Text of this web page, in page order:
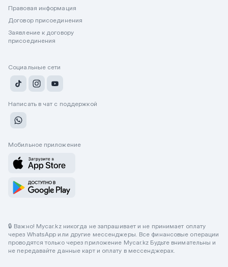
Правовая информация
Договор присоединения
Заявление к договору
присоединения
Социальные сети
Написать в чат с поддержкой
Мобильное приложение
🔒 Важно! Mycar.kz никогда не запрашивает и не принимает оплату
через WhatsApp или другие мессенджеры. Все финансовые операции
проводятся только через приложение Mycar.kz Будьте внимательны и
не передавайте данные карт и оплату в мессенджерах.